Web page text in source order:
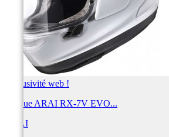
Exclusivité web !
Casque ARAI RX-7V EVO...
ARAI